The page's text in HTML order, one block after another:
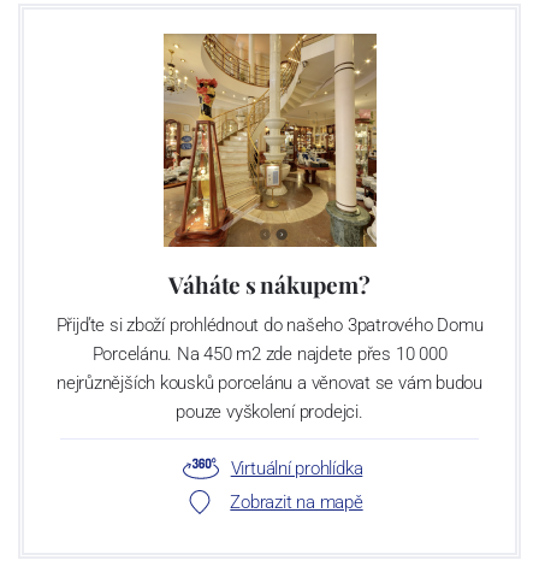
Váháte s nákupem?
Přijďte si zboží prohlédnout do našeho 3patrového Domu
Porcelánu. Na 450 m2 zde najdete přes 10 000
nejrůznějších kousků porcelánu a věnovat se vám budou
pouze vyškolení prodejci.
Virtuální prohlídka
Zobrazit na mapě